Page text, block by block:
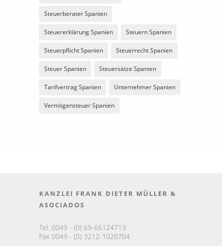
Steuerberater Spanien
Steuererklärung Spanien Steuern Spanien
Steuerpflicht Spanien Steuerrecht Spanien
Steuer Spanien Steuersätze Spanien
Tarifvertrag Spanien Unternehmer Spanien
Vermögensteuer Spanien
KANZLEI FRANK DIETER MÜLLER &
ASOCIADOS
Tel. 0049 - (0) 69-66124713
Fax 0049 - (0) 3212-1020704